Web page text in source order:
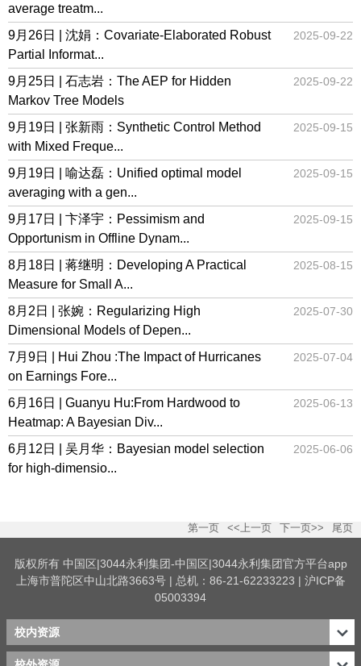
average treatm...
9月26日 | 沈娟：Covariate-Elaborated Robust
Partial Informat...
2025-09-22
9月25日 | 石志岩：The AEP for Hidden
Markov Tree Models
2025-09-22
9月19日 | 张新雨：Synthetic Control Method
with Mixed Freque...
2025-09-15
9月19日 | 喻达磊：Unified optimal model
averaging with a gen...
2025-09-15
9月17日 | 卞泽宇：Pessimism and
Opportunism in Offline Dynam...
2025-09-15
8月18日 | 蒋继明：Developing A Practical
Measure for Small A...
2025-08-15
8月2日 | 张婉：Regularizing High
Dimensional Models of Depen...
2025-07-30
7月9日 | Hui Zhou :The Impact of Hurricanes
on Earnings Fore...
2025-07-04
6月16日 | Guanyu Hu:From Hardwood to
Heatmap: A Bayesian Div...
2025-06-13
6月12日 | 吴月华：Bayesian model selection
for high-dimensio...
2025-06-06
第一页 <<上一页 下一页>> 尾页
版权所有 中国区|3044永利集团-中国区|3044永利集团官方平台app
上海市普陀区中山北路3663号 | 总机：86-21-62233223 | 沪ICP备
05003394
校内资源